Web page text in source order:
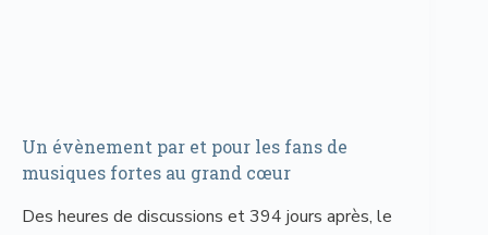
Un évènement par et pour les fans de
musiques fortes au grand cœur
Des heures de discussions et 394 jours après, le